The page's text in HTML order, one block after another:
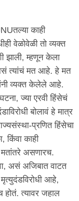
काही
वेळोवेळी तो व्यक्त
झाली, म्हणून केला
त्यांचं मत आहे. हे मत
व्यक्त केलेले आहे.
ज्या एरवी हिंसेचं
बोलावं हे मात्र
प्रणित हिंसेचा
किंवा काही
मतांतरे असणारच.
असं अजिबात वाटत
आहे,
होतं. त्यावर जहाल